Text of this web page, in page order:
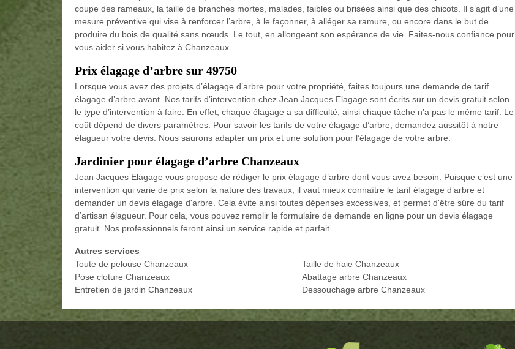
coupe des rameaux, la taille de branches mortes, malades, faibles ou brisées ainsi que des chicots. Il s’agit d’une
mesure préventive qui vise à renforcer l’arbre, à le façonner, à alléger sa ramure, ou encore dans le but de
produire du bois de qualité sans nœuds. Le tout, en allongeant son espérance de vie. Faites-nous confiance pour
vous aider si vous habitez à Chanzeaux.
Prix élagage d’arbre sur 49750
Lorsque vous avez des projets d’élagage d’arbre pour votre propriété, faites toujours une demande de tarif
élagage d’arbre avant. Nos tarifs d’intervention chez Jean Jacques Elagage sont écrits sur un devis gratuit selon
le type d’intervention à faire. En effet, chaque élagage a sa difficulté, ainsi chaque tâche n’a pas le même tarif. Le
coût dépend de divers paramètres. Pour savoir les tarifs de votre élagage d’arbre, demandez aussitôt à notre
élagueur votre devis. Nous saurons adapter un prix et une solution pour l’élagage de votre arbre.
Jardinier pour élagage d’arbre Chanzeaux
Jean Jacques Elagage vous propose de rédiger le prix élagage d’arbre dont vous avez besoin. Puisque c’est une
intervention qui varie de prix selon la nature des travaux, il vaut mieux connaître le tarif élagage d’arbre et
demander un devis élagage d'arbre. Cela évite ainsi toutes dépenses excessives, et permet d'être sûre du tarif
d’artisan élagueur. Pour cela, vous pouvez remplir le formulaire de demande en ligne pour un devis élagage
gratuit. Nos professionnels feront ainsi un service rapide et parfait.
Autres services
Toute de pelouse Chanzeaux
Pose cloture Chanzeaux
Entretien de jardin Chanzeaux
Taille de haie Chanzeaux
Abattage arbre Chanzeaux
Dessouchage arbre Chanzeaux